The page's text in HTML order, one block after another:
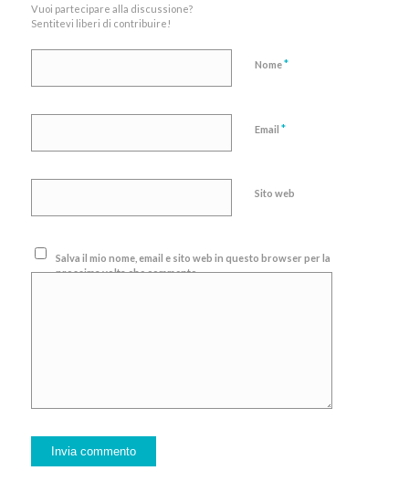
Vuoi partecipare alla discussione?
Sentitevi liberi di contribuire!
Nome*
Email *
Sito web
Salva il mio nome, email e sito web in questo browser per la
prossima volta che commento.